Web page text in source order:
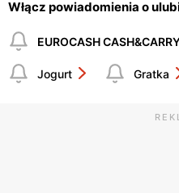
Włącz powiadomienia o
EUROCASH
Jogurt Gratka